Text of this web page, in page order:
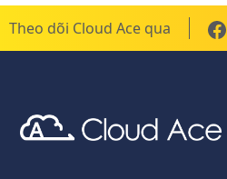
Theo dõi Cloud Ace qua